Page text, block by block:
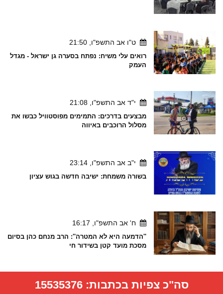
ט"ו אב התשפ"ו, 21:50
רואים עלי משיח: נפתח בסערה גן ישראל - מגדל
העמק
י"ד אב התשפ"ו, 21:08
מבצעים בדרכים: התמימים מפוסטוויל כבשו את
מסלול הרוכבים באיווה
י"ב אב התשפ"ו, 23:14
בשורה משמחת: ישיבה חדשה בגוש עציון
ח' אב התשפ"ו, 16:17
''הדמעה היא לא המטרה'': הרב מנחם כהן בסיום
מסכת מועד קטן בשידור חי
סה"כ צפיות בכתבות:15535376